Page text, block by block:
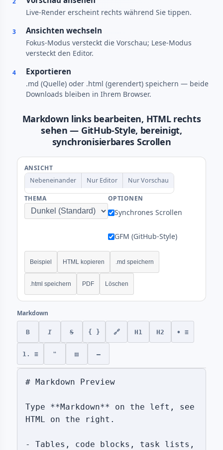
Live-Render erscheint rechts während Sie tippen.
3 Ansichten wechseln
Fokus-Modus versteckt die Vorschau; Lese-Modus
versteckt den Editor.
4 Exportieren
.md (Quelle) oder .html (gerendert) speichern — beide
Downloads bleiben in Ihrem Browser.
Markdown links bearbeiten, HTML rechts
sehen — GitHub-Style, bereinigt,
synchronisierbares Scrollen
ANSICHT
Nebeneinander
Nur Editor Nur Vorschau
THEMA OPTIONEN
Synchrones Scrollen
GFM (GitHub-Style)
Beispiel HTML kopieren .md speichern
.html speichern PDF Löschen
Markdown
B I S { } 🔗 H1 H2 • ≡
1. ≡ ❝ ▤ —